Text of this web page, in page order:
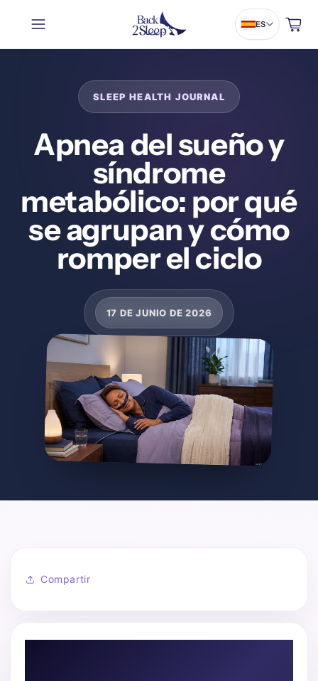
ES Carrito
Apnea del sueño y
síndrome
metabólico: por qué
se agrupan y cómo
romper el ciclo
17 DE JUNIO DE 2026
Compartir